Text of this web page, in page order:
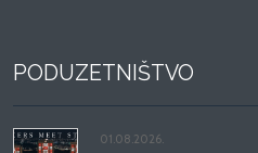
PODUZETNIŠTVO
01.08.2026.